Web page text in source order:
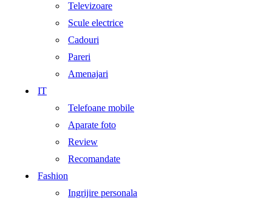
Televizoare
Scule electrice
Cadouri
Pareri
Amenajari
IT
Telefoane mobile
Aparate foto
Review
Recomandate
Fashion
Ingrijire personala